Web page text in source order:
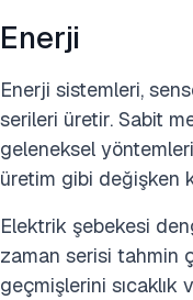
Enerji
Enerji sistemleri,
serileri üretir. Sabit
geleneksel
üretim gibi değişken
Elektrik şebekesi
zaman serisi tahmin
geçmişlerini sıcaklık